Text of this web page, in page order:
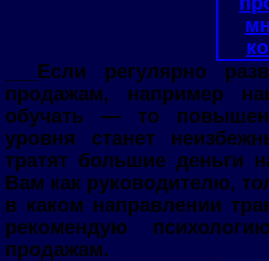
___Если регулярно
продажам, например
обучать — то
уровня станет
тратят большие деньги
Вам как руководителю,
в каком направлении
рекомендую
продажам.